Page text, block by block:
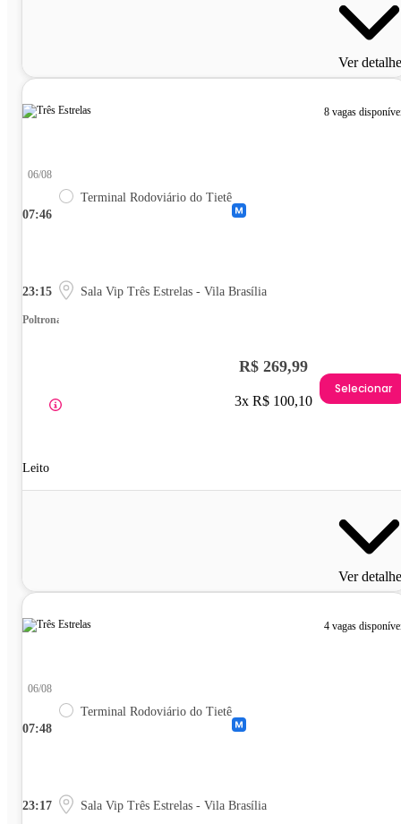
Ver
8 vagas
07:46
06/08
Terminal Rodoviário do Tietê
23:15 Sala Vip Três Estrelas - Vila Brasília
Poltrona
Leito
R$ 269,99
3x R$ 100,10
Selecionar
Ver
4 vagas
07:48
06/08
Terminal Rodoviário do Tietê
23:17 Sala Vip Três Estrelas - Vila Brasília